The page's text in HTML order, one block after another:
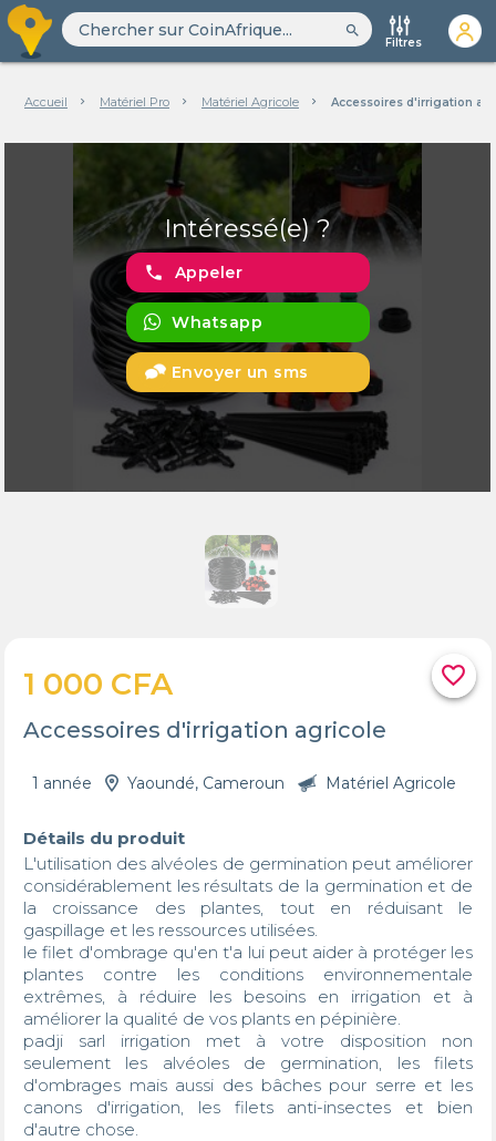
search
Filtres
Accueil Matériel Pro Matériel Agricole Accessoires d'irrigation
Intéressé(e) ?
phone Appeler
Whatsapp
Envoyer un sms
favorite_border
1 000 CFA
Accessoires d'irrigation agricole
1 année Yaoundé, Cameroun Matériel Agricole
Détails du produit
L'utilisation des alvéoles de germination peut améliorer
considérablement les résultats de la germination et de
la croissance des plantes, tout en réduisant le
gaspillage et les ressources utilisées.
le filet d'ombrage qu'en t'a lui peut aider à protéger les
plantes contre les conditions environnementale
extrêmes, à réduire les besoins en irrigation et à
améliorer la qualité de vos plants en pépinière.
padji sarl irrigation met à votre disposition non
seulement les alvéoles de germination, les filets
d'ombrages mais aussi des bâches pour serre et les
canons d'irrigation, les filets anti-insectes et bien
d'autre chose.